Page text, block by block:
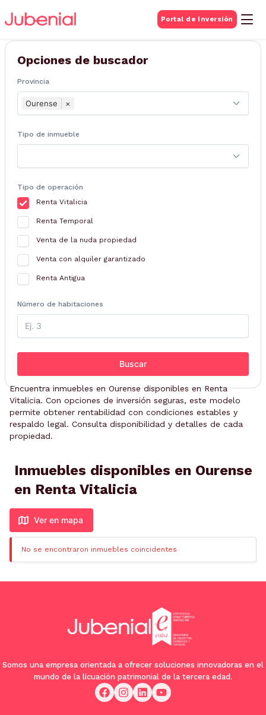
Portal de Inversión
BUSQUEDA DE
Inmuebles
Opciones de buscador
Provincia
Ourense ×
Tipo de inmueble
Tipo de operación
Renta Vitalicia
Renta Temporal
Venta de la nuda propiedad
Venta con alquiler garantizado
Renta Antigua
Número de habitaciones
Buscar
Encuentra inmuebles en Ourense disponibles en Renta
Vitalicia. Con opciones de inversión seguras, este modelo
permite obtener rentabilidad con condiciones estables y
respaldo legal. Consulta disponibilidad y detalles de cada
propiedad.
Inmuebles disponibles en Ourense
en Renta Vitalicia
Ver en mapa
No se encontraron inmuebles coincidentes
Somos una empresa orientada a ofrecer soluciones innovadoras en el
mundo de la licuación patrimonial de la tercera edad.